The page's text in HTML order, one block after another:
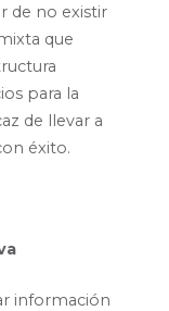
de no existir
que
para la
de llevar a
éxito.
información